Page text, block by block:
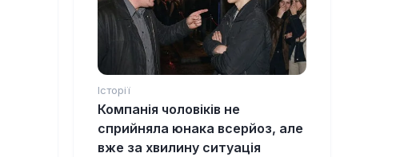
Історії
Компанія чоловіків не
сприйняла юнака всерйоз, але
вже за хвилину ситуація